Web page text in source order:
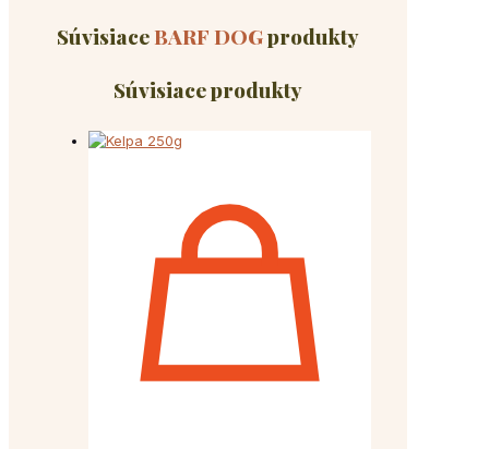
SúvisiaceBARF DOGprodukty
Súvisiace produkty